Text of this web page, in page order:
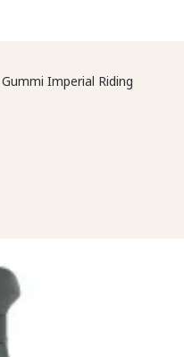
Imperial Riding